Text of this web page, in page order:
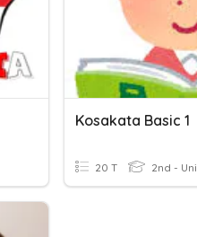
Kosakata Basic 1
20 T 2nd - Uni